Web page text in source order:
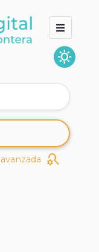
sunny
search_gear